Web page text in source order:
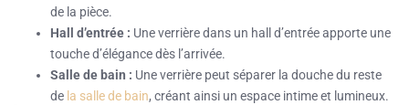
de la pièce.
Hall d’entrée : Une verrière dans un hall d’entrée apporte une
touche d’élégance dès l’arrivée.
Salle de bain : Une verrière peut séparer la douche du reste
de la salle de bain, créant ainsi un espace intime et lumineux.